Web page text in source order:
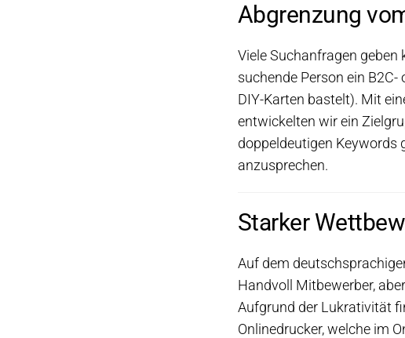
Abgrenzung
Viele Suchanfragen geben
suchende Person ein
DIY-Karten bastelt). Mit
entwickelten wir ein
doppeldeutigen Keywords
anzusprechen.
Starker
Auf dem
Handvoll Mitbewerber,
Aufgrund der Lukrativität
Onlinedrucker, welche im